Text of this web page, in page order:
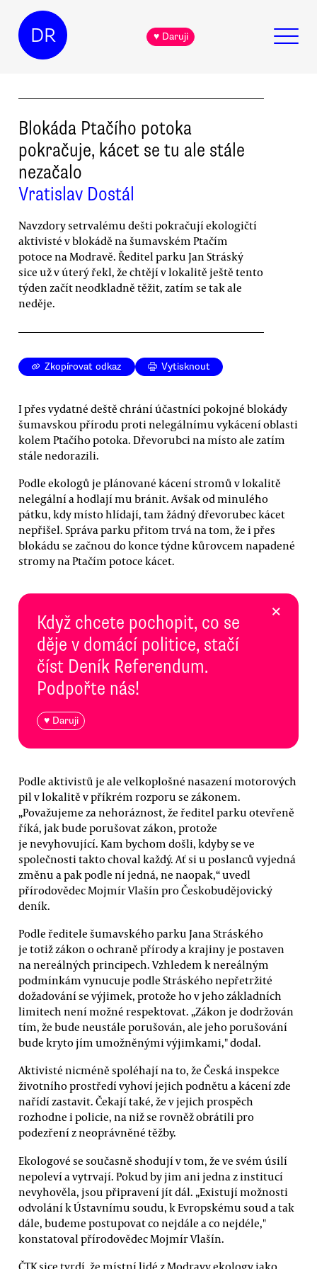
DR ♥ Daruji
Blokáda Ptačího potoka
pokračuje, kácet se tu ale stále
nezačalo
Vratislav Dostál
Navzdory setrvalému dešti pokračují ekologičtí
aktivisté v blokádě na šumavském Ptačím
potoce na Modravě. Ředitel parku Jan Stráský
sice už v úterý řekl, že chtějí v lokalitě ještě tento
týden začít neodkladně těžit, zatím se tak ale
neděje.
Zkopírovat odkaz Vytisknout
I přes vydatné deště chrání účastníci pokojné blokády
šumavskou přírodu proti nelegálnímu vykácení oblasti
kolem Ptačího potoka. Dřevorubci na místo ale zatím
stále nedorazili.
Podle ekologů je plánované kácení stromů v lokalitě
nelegální a hodlají mu bránit. Avšak od minulého
pátku, kdy místo hlídají, tam žádný dřevorubec kácet
nepřišel. Správa parku přitom trvá na tom, že i přes
blokádu se začnou do konce týdne kůrovcem napadené
stromy na Ptačím potoce kácet.
Když chcete pochopit, co se
děje v domácí politice, stačí
číst Deník Referendum.
Podpořte nás!
♥ Daruji
×
Podle aktivistů je ale velkoplošné nasazení motorových
pil v lokalitě v příkrém rozporu se zákonem.
„Považujeme za nehoráznost, že ředitel parku otevřeně
říká, jak bude porušovat zákon, protože
je nevyhovující. Kam bychom došli, kdyby se ve
společnosti takto choval každý. Ať si u poslanců vyjedná
změnu a pak podle ní jedná, ne naopak,“ uvedl
přírodovědec Mojmír Vlašín pro Českobudějovický
deník.
Podle ředitele šumavského parku Jana Stráského
je totiž zákon o ochraně přírody a krajiny je postaven
na nereálných principech. Vzhledem k nereálným
podmínkám vynucuje podle Stráského nepřetržité
dožadování se výjimek, protože ho v jeho základních
limitech není možné respektovat. „Zákon je dodržován
tím, že bude neustále porušován, ale jeho porušování
bude kryto jím umožněnými výjimkami," dodal.
Aktivisté nicméně spoléhají na to, že Česká inspekce
životního prostředí vyhoví jejich podnětu a kácení zde
nařídí zastavit. Čekají také, že v jejich prospěch
rozhodne i policie, na niž se rovněž obrátili pro
podezření z neoprávněné těžby.
Ekologové se současně shodují v tom, že ve svém úsilí
nepoleví a vytrvají. Pokud by jim ani jedna z institucí
nevyhověla, jsou připravení jít dál. „Existují možnosti
odvolání k Ústavnímu soudu, k Evropskému soud a tak
dále, budeme postupovat co nejdále a co nejdéle,"
konstatoval přírodovědec Mojmír Vlašín.
ČTK sice tvrdí, že místní lidé z Modravy ekology jako